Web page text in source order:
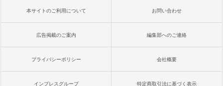
本サイトのご利用について お問い合わせ
広告掲載のご案内 編集部へのご連絡
プライバシーポリシー 会社概要
インプレスグループ 特定商取引法に基づく表示